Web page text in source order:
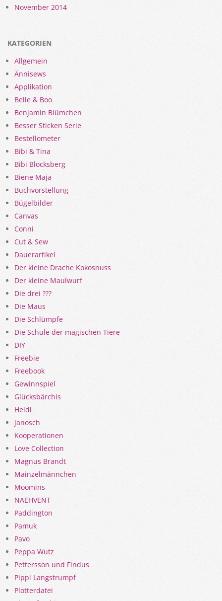
November 2014
KATEGORIEN
Allgemein
Ännisews
Applikation
Belle & Boo
Benjamin Blümchen
Besser Sticken Serie
Bestellometer
Bibi & Tina
Bibi Blocksberg
Biene Maja
Buchvorstellung
Bügelbilder
Canvas
Conni
Cut & Sew
Dauerartikel
Der kleine Drache Kokosnuss
Der kleine Maulwurf
Die drei ???
Die Maus
Die Schlümpfe
Die Schule der magischen Tiere
DIY
Freebie
Freebook
Gewinnspiel
Glücksbärchis
Heidi
janosch
Kooperationen
Love Collection
Magnus Brandt
Mainzelmännchen
Moomins
NAEHVENT
Paddington
Pamuk
Pavo
Peppa Wutz
Pettersson und Findus
Pippi Langstrumpf
Plotterdatei